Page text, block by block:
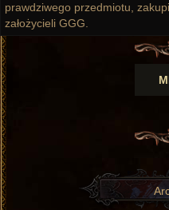
prawdziwego przedmiotu,
założycieli GGG.